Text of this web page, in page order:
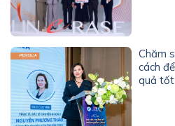
Chăm
cách
quả tốt